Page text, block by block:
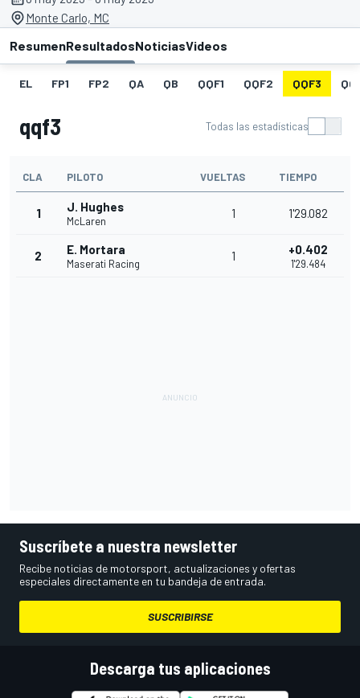
Monte Carlo, MC
ResumenResultadosNoticiasVideos
EL FP1 FP2 QA QB QQF1 QQF2 QQF3
qqf3 Todas las estadísticas
CLA PILOTO VUELTAS TIEMPO
1 J. Hughes
McLaren
1 1'29.082
2 E. Mortara
Maserati Racing
1 +0.402
1'29.484
Suscríbete a nuestra newsletter
Recibe noticias de motorsport, actualizaciones y ofertas
especiales directamente en tu bandeja de entrada.
SUSCRIBIRSE
Descarga tus aplicaciones